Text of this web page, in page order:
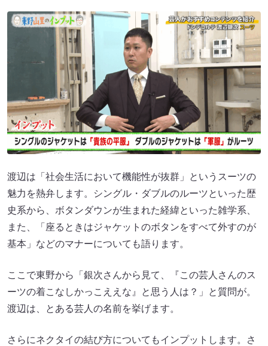
渡辺は「社会生活において機能性が抜群」というスーツの
魅力を熱弁します。シングル・ダブルのルーツといった歴
史系から、ボタンダウンが生まれた経緯といった雑学系、
また、「座るときはジャケットのボタンをすべて外すのが
基本」などのマナーについても語ります。
ここで東野から「銀次さんから見て、『この芸人さんのス
ーツの着こなしかっこええな』と思う人は？」と質問が。
渡辺は、とある芸人の名前を挙げます。
さらにネクタイの結び方についてもインプットします。さ